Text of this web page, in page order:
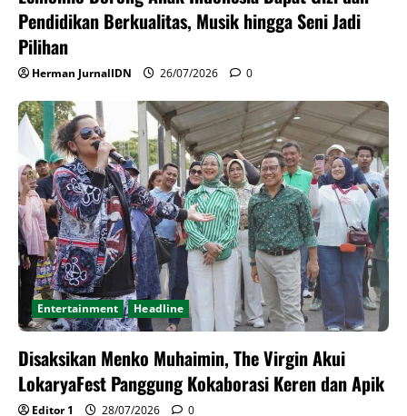
Pendidikan Berkualitas, Musik hingga Seni Jadi
Pilihan
Herman JurnalIDN 26/07/2026 0
Entertainment Headline
Disaksikan Menko Muhaimin, The Virgin Akui
LokaryaFest Panggung Kokaborasi Keren dan Apik
Editor 1 28/07/2026 0